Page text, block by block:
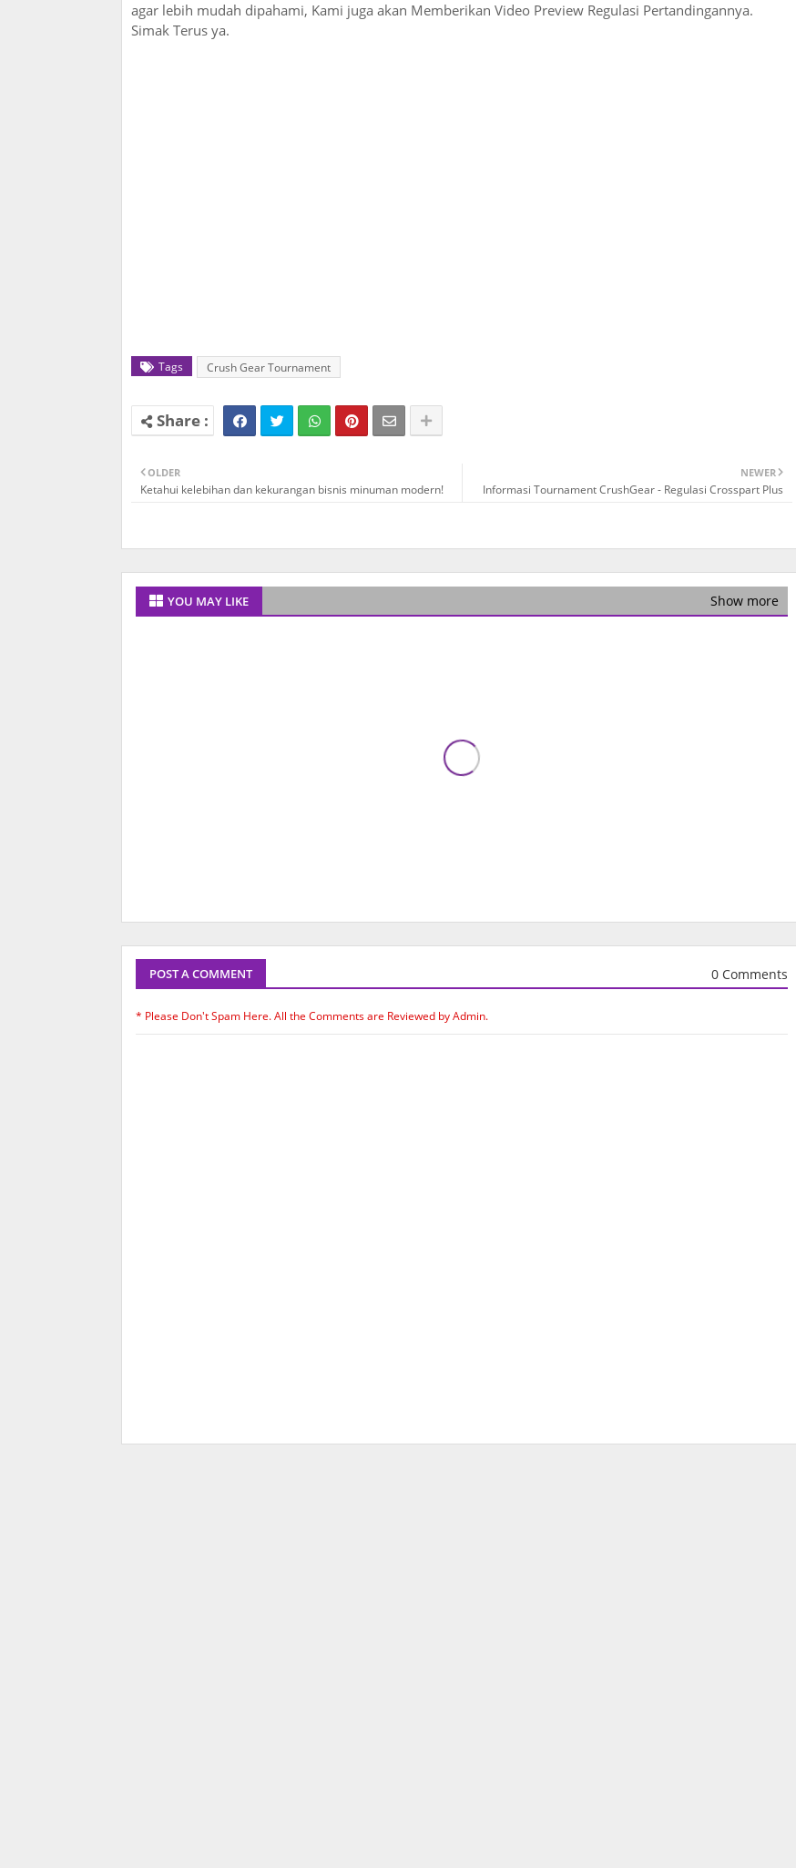
agar lebih mudah dipahami, Kami juga akan Memberikan Video Preview Regulasi Pertandingannya.
Simak Terus ya.
Tags Crush Gear Tournament
NEWER
Informasi Tournament CrushGear - Regulasi Crosspart Plus
OLDER
Ketahui kelebihan dan kekurangan bisnis minuman modern!
YOU MAY LIKE Show more
POST A COMMENT 0 Comments
* Please Don't Spam Here. All the Comments are Reviewed by Admin.